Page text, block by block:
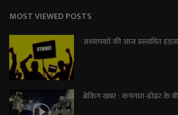
MOST VIEWED POSTS
अध्यापकों की आज प्रस्तावित
ब्रेकिंग खबर : कचनारा-ढोढर के